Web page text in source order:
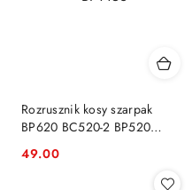
Rozrusznik kosy szarpak
BP620 BC520-2 BP520
Cena:
49.00